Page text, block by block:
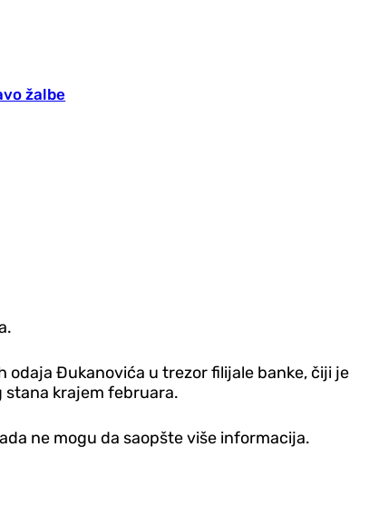
žalbe
Đukanovića u trezor filijale banke, čiji je
stana krajem februara.
ne mogu da saopšte više informacija.